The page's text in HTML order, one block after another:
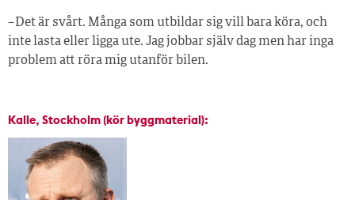
– Det är svårt. Många som utbildar sig vill bara köra, och
inte lasta eller ligga ute. Jag jobbar själv dag men har inga
problem att röra mig utanför bilen.
Kalle, Stockholm (kör byggmaterial):